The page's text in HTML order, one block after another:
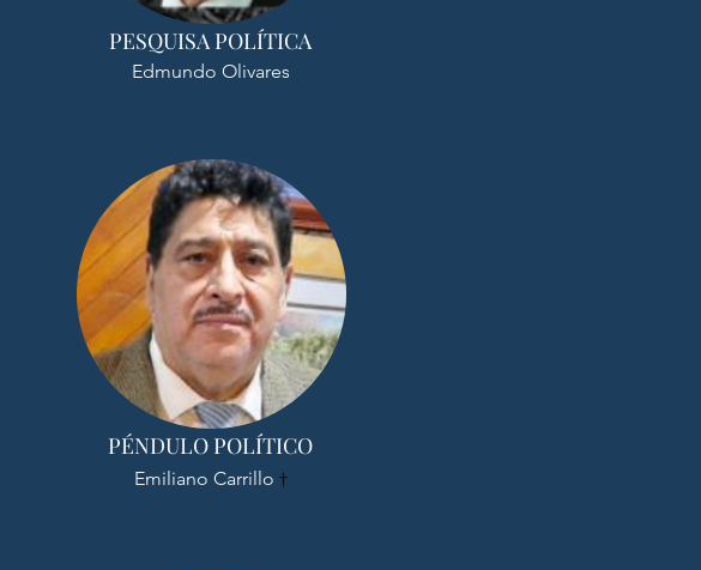
PESQUISA POLÍTICA
Edmundo Olivares
PÉNDULO POLÍTICO
Emiliano Carrillo †